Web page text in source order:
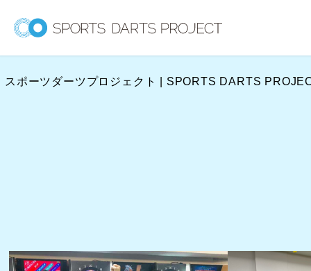
キスポーツダーツプロジェクト | SPORTS DARTS